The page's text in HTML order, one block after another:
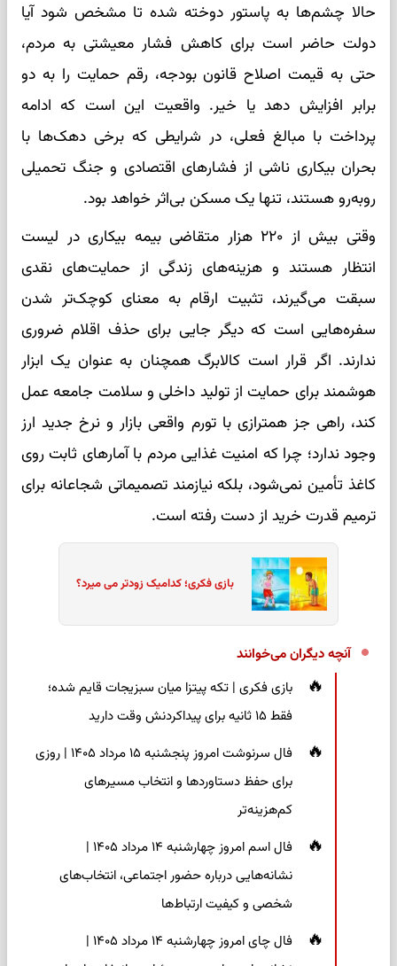
حالا چشم‌ها به پاستور دوخته شده تا مشخص شود آیا
دولت حاضر است برای کاهش فشار معیشتی به مردم،
حتی به قیمت اصلاح قانون بودجه، رقم حمایت را به دو
برابر افزایش دهد یا خیر. واقعیت این است که ادامه
پرداخت با مبالغ فعلی، در شرایطی که برخی دهک‌ها با
بحران بیکاری ناشی از فشار‌های اقتصادی و جنگ تحمیلی
روبه‌رو هستند، تنها یک مسکن بی‌اثر خواهد بود.
وقتی بیش از ۲۲۰ هزار متقاضی بیمه بیکاری در لیست
انتظار هستند و هزینه‌های زندگی از حمایت‌های نقدی
سبقت می‌گیرند، تثبیت ارقام به معنای کوچک‌تر شدن
سفره‌هایی است که دیگر جایی برای حذف اقلام ضروری
ندارند. اگر قرار است کالابرگ همچنان به عنوان یک ابزار
هوشمند برای حمایت از تولید داخلی و سلامت جامعه عمل
کند، راهی جز همترازی با تورم واقعی بازار و نرخ جدید ارز
وجود ندارد؛ چرا که امنیت غذایی مردم با آمار‌های ثابت روی
کاغذ تأمین نمی‌شود، بلکه نیازمند تصمیماتی شجاعانه برای
ترمیم قدرت خرید از دست رفته است.
بازی فکری؛ کدامیک زودتر می میرد؟
آنچه دیگران می‌خوانند
بازی فکری | تکه پیتزا میان سبزیجات قایم شده؛
فقط ۱۵ ثانیه برای پیداکردنش وقت دارید
فال سرنوشت امروز پنجشنبه ۱۵ مرداد ۱۴۰۵ | روزی
برای حفظ دستاوردها و انتخاب مسیرهای
کم‌هزینه‌تر
فال اسم امروز چهارشنبه ۱۴ مرداد ۱۴۰۵ |
نشانه‌هایی درباره حضور اجتماعی، انتخاب‌های
شخصی و کیفیت ارتباط‌ها
فال چای امروز چهارشنبه ۱۴ مرداد ۱۴۰۵ |